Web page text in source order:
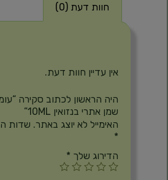
חוות דעת (0)
אין עדיין חוות דעת.
היה הראשון לכתוב סקירה
שמן אתרי בנזואין 10ML”
האימייל לא יוצג באתר. שדות
*
הדירוג שלך *